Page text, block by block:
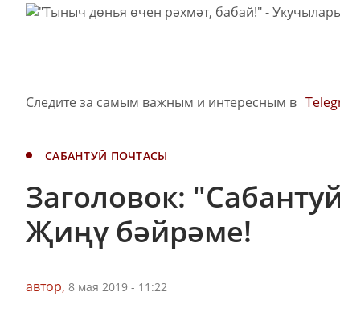
Следите за самым важным и интересным в
САБАНТУЙ ПОЧТАСЫ
Заголовок:
Җиңү бәйрәме!
автор, 8 мая 2019 - 11:22